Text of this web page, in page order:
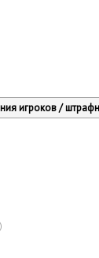
игроков /
)